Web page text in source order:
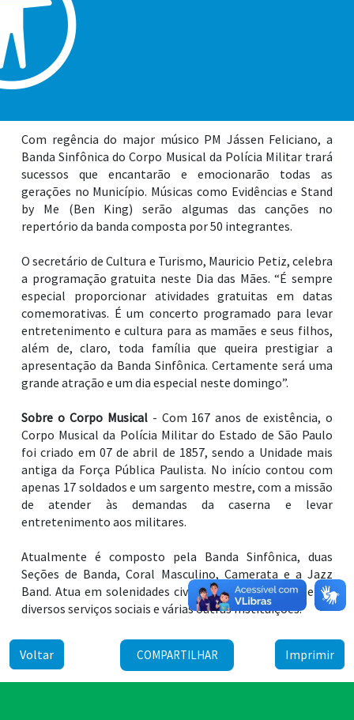
matinal da Banda Sinfônica da Polícia Militar, que deve
trazer uma mistura de sentimentos aos presentes na
Praça Portugal (local que recebe a Feira de Artesanato
fixa do bairro Guilhermina). A apresentação está marcada
às 10 horas, com entrada gratuita aos moradores e
Com regência do major músico PM Jássen Feliciano, a
Banda Sinfônica do Corpo Musical da Polícia Militar trará
sucessos que encantarão e emocionarão todas as
gerações no Município. Músicas como Evidências e Stand
by Me (Ben King) serão algumas das canções no
repertório da banda composta por 50 integrantes.
O secretário de Cultura e Turismo, Mauricio Petiz, celebra
a programação gratuita neste Dia das Mães. “É sempre
especial proporcionar atividades gratuitas em datas
comemorativas. É um concerto programado para levar
entretenimento e cultura para as mamães e seus filhos,
além de, claro, toda família que queira prestigiar a
apresentação da Banda Sinfônica. Certamente será uma
grande atração e um dia especial neste domingo”.
Sobre o Corpo Musical- Com 167 anos de existência, o
Corpo Musical da Polícia Militar do Estado de São Paulo
foi criado em 07 de abril de 1857, sendo a Unidade mais
antiga da Força Pública Paulista. No início contou com
apenas 17 soldados e um sargento mestre, com a missão
de atender às demandas da caserna e levar
entretenimento aos militares.
Atualmente é composto pela Banda Sinfônica, duas
Seções de Banda, Coral Masculino, Camerata e a Jazz
Band. Atua em solenidades civis e militares, dentre elas,
diversos serviços sociais e várias outras Instituições.
Voltar COMPARTILHAR Imprimir